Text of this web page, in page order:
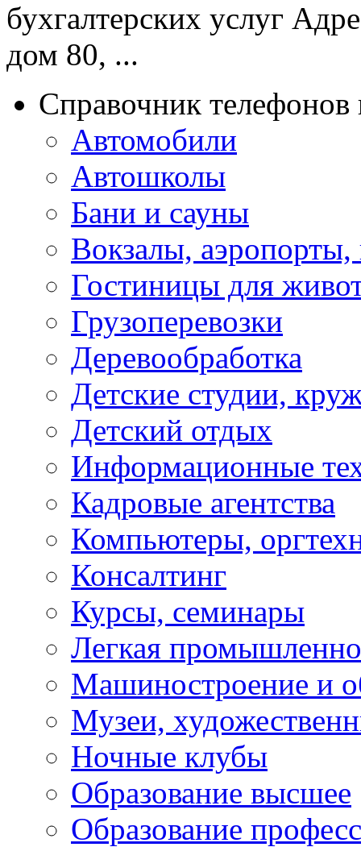
бухгалтерских услуг
дом 80, ...
Справочник
Автомобили
Автошколы
Бани и сауны
Вокзалы,
Гостиницы для
Грузоперевозки
Деревообработка
Детские студии,
Детский отдых
Информационные
Кадровые агентства
Компьютеры,
Консалтинг
Курсы, семинары
Легкая
Машиностроение и
Музеи,
Ночные клубы
Образование высшее
Образование